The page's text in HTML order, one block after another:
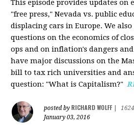
This episode provides updates on
"free press," Nevada vs. public
displacing cars in Europe. We
questions on the economics of
ops and on inflation's dangers
have major discussions on the
bill to tax rich universities and
question: "What is Capitalism?"
posted by RICHARD WOLFF
January 03, 2016